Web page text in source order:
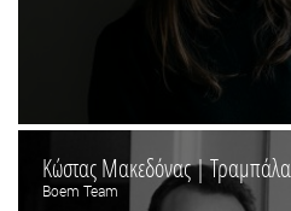
Κώστας Μακεδόνας | Τραμπάλα
Boem Team